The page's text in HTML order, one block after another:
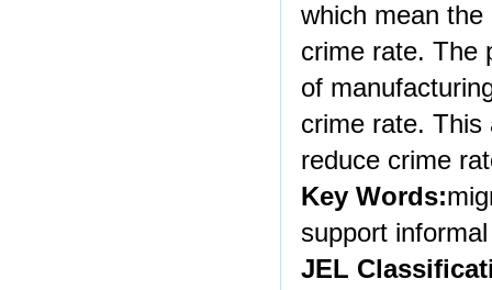
which mean
crime rate. The
of
crime rate. This
reduce crime
Key Words:
support
JEL